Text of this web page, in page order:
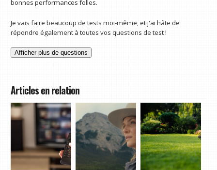
bonnes performances folles.
Je vais faire beaucoup de tests moi-même, et j'ai hâte de
répondre également à toutes vos questions de test !
Afficher plus de questions
Articles en relation